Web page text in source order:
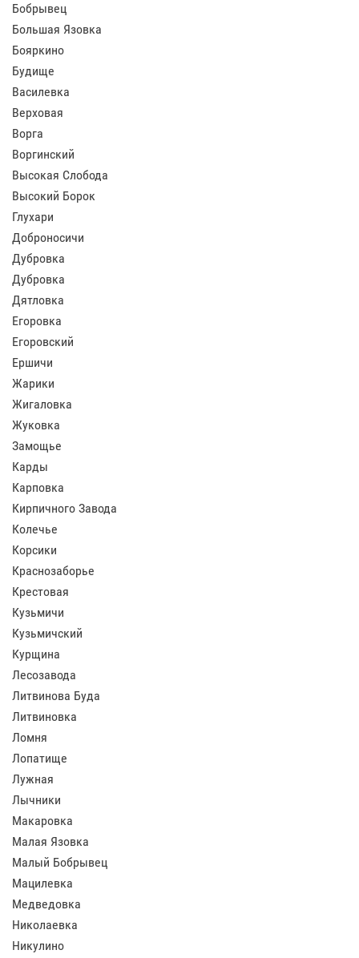
Бобрывец
Большая Язовка
Бояркино
Будище
Василевка
Верховая
Ворга
Воргинский
Высокая Слобода
Высокий Борок
Глухари
Доброносичи
Дубровка
Дубровка
Дятловка
Егоровка
Егоровский
Ершичи
Жарики
Жигаловка
Жуковка
Замощье
Карды
Карповка
Кирпичного Завода
Колечье
Корсики
Краснозаборье
Крестовая
Кузьмичи
Кузьмичский
Курщина
Лесозавода
Литвинова Буда
Литвиновка
Ломня
Лопатище
Лужная
Лычники
Макаровка
Малая Язовка
Малый Бобрывец
Мацилевка
Медведовка
Николаевка
Никулино